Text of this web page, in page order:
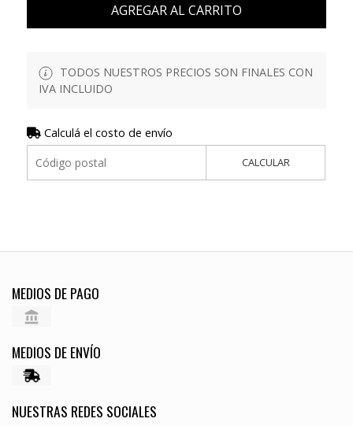
AGREGAR AL CARRITO
TODOS NUESTROS PRECIOS SON FINALES CON
IVA INCLUIDO
Calculá el costo de envío
CALCULAR
MEDIOS DE PAGO
MEDIOS DE ENVÍO
NUESTRAS REDES SOCIALES